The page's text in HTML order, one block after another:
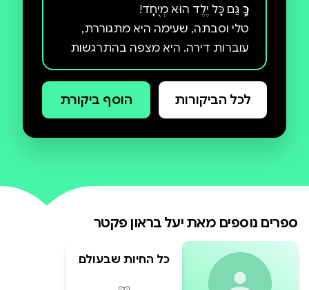
טלי וסבתה, שעימה היא מתגוררת,
עוברות דירה. היא מצפה בהתרגשות
לרכוש חברים חדשים בגן שאליו היא
עומדת להצטרף אך ניצבת בפני אתגר
חברתי. טלי וילדי הגן לומדים כיצד
להילחם בתופעה המסוכנת - חרם
לילדים בגילאי גן והכיתות הנמוכות של
בית הספר היסודי.
לכל הביקורות הוסף ביקורת
ספרים נוספים מאת יעל בראון פקטר
כל החיות שבעולם